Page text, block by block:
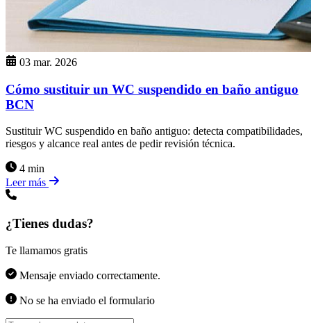
03 mar. 2026
Cómo sustituir un WC suspendido en baño antiguo
BCN
Sustituir WC suspendido en baño antiguo: detecta compatibilidades,
riesgos y alcance real antes de pedir revisión técnica.
4 min
Leer más
¿Tienes dudas?
Te llamamos gratis
Mensaje enviado correctamente.
No se ha enviado el formulario